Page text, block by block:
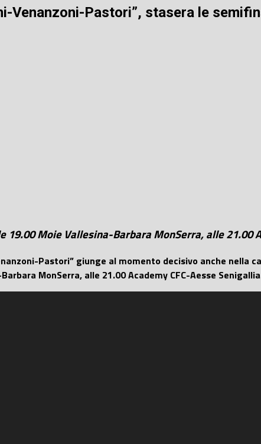
Venanzoni-Pastori”, stasera le
Moie Vallesina-Barbara MonSerra, alle 21.00
Pastori” giunge al momento decisivo anche nella
MonSerra, alle 21.00 Academy CFC-Aesse